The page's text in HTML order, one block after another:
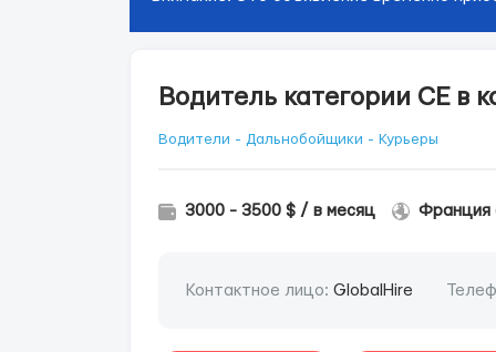
Водитель категории СE в
Водители - Дальнобойщики - Курьеры
3000 - 3500 $ / в месяц Франция
Контактное лицо: GlobalHire